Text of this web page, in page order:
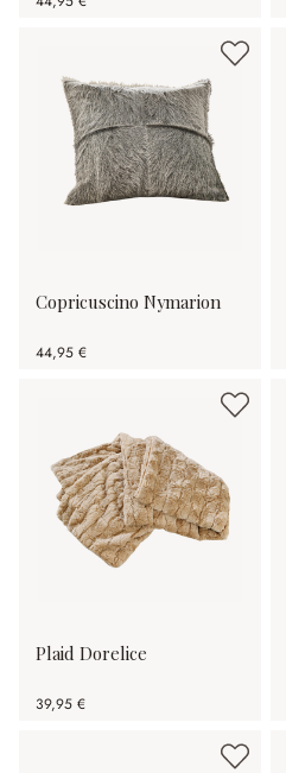
Copricuscino Nymarion
44,95 €
Plaid Dorelice
39,95 €